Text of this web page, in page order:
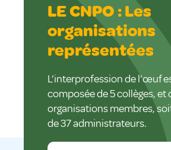
LE CNPO : Les
organisations
représentées
L’interprofession de l’œuf
composée de 5 collèges, et
organisations membres,
de 37 administrateurs.